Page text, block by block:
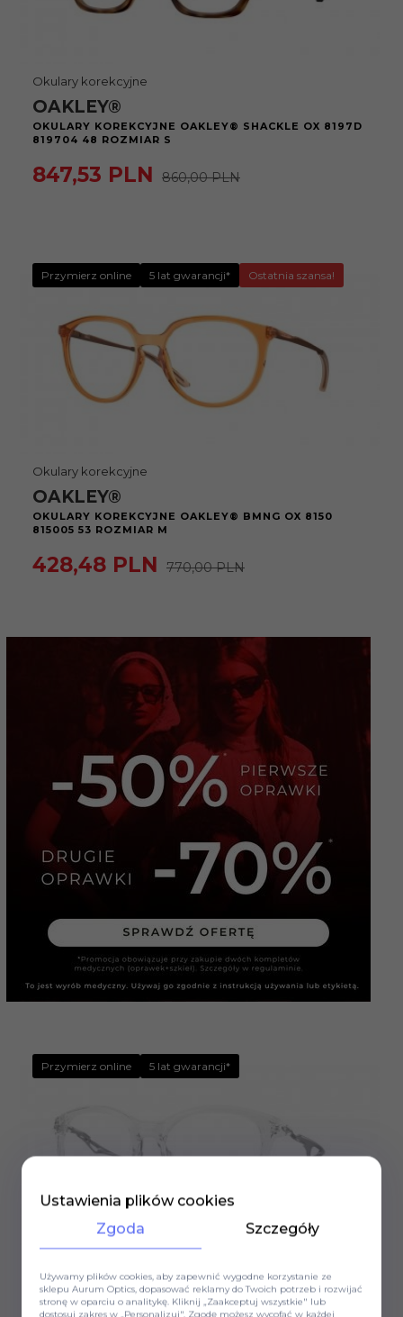
Okulary korekcyjne
OAKLEY®
OKULARY KOREKCYJNE OAKLEY® SHACKLE OX 8197D
819704 48 ROZMIAR S
847,53 PLN 860,00 PLN
Przymierz online 5 lat gwarancji* Ostatnia szansa!
Okulary korekcyjne
OAKLEY®
OKULARY KOREKCYJNE OAKLEY® BMNG OX 8150
815005 53 ROZMIAR M
428,48 PLN 770,00 PLN
Przymierz online 5 lat gwarancji*
OAKLEY®
OKULARY KOREKCYJNE OAKLEY® NEOTURE OX
Ustawienia plików cookies
Zgoda
Szczegóły
Używamy plików cookies, aby zapewnić wygodne korzystanie ze
sklepu Aurum Optics, dopasować reklamy do Twoich potrzeb i rozwijać
stronę w oparciu o analitykę. Kliknij „Zaakceptuj wszystkie" lub
dostosuj zakres w „Personalizuj". Zgodę możesz wycofać w każdej